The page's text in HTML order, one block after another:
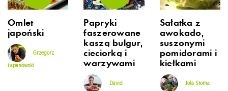
Omlet
japoński
Grzegorz
Łapanowski
Papryki
faszerowane
kaszą bulgur,
cieciorką i
warzywami
David
Sałatka z
awokado,
suszonymi
pomidorami i
kiełkami
Jola Słoma